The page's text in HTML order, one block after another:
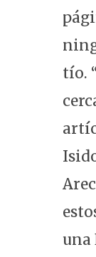
tío.
una